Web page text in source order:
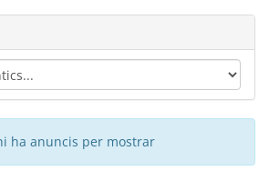
ha anuncis per mostrar